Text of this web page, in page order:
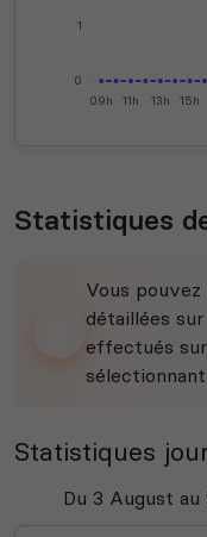
0
1
09h 11h 13h 15h
Statistiques
Vous
détaillées
effectués
Statistiques